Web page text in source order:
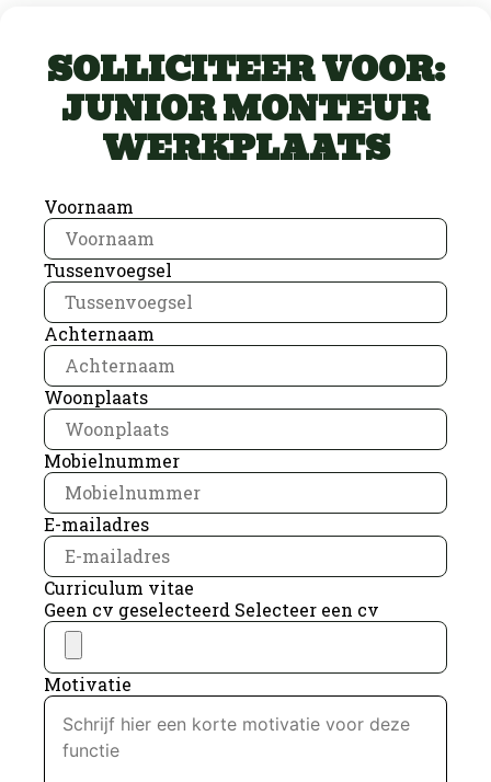
SOLLICITEER VOOR:
JUNIOR MONTEUR
WERKPLAATS
Voornaam
Tussenvoegsel
Achternaam
Woonplaats
Mobielnummer
E-mailadres
Curriculum vitae
Geen cv geselecteerd Selecteer een cv
Motivatie